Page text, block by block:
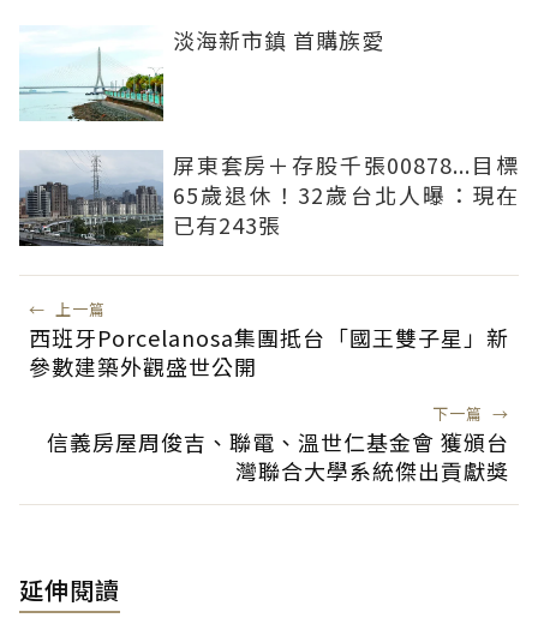
淡海新市鎮 首購族愛
屏東套房＋存股千張00878...目標
65歲退休！32歲台北人曝：現在
已有243張
← 上一篇
西班牙Porcelanosa集團抵台「國王雙子星」新
參數建築外觀盛世公開
下一篇 →
信義房屋周俊吉、聯電、溫世仁基金會 獲頒台
灣聯合大學系統傑出貢獻獎
延伸閱讀